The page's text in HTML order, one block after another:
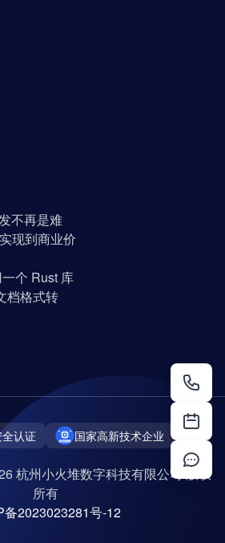
不再是难
现到商业价
个 Rust 库
档格式转
认证 国家高新技术企业
杭州小火堆数字科技有限公司 版权
所有
备2023023281号-12